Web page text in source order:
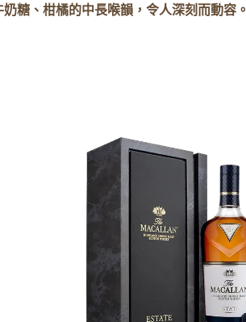
糖、柑橘的中長喉韻，令人深刻而動容。